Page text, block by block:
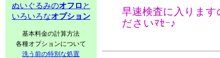
ぬいぐるみのオフロ と
いろいろなオプション
基本料金の計算方法
各種オプションについて
洗う前の特別な処置
早速検査に入りま
ださいﾏｾｰ♪